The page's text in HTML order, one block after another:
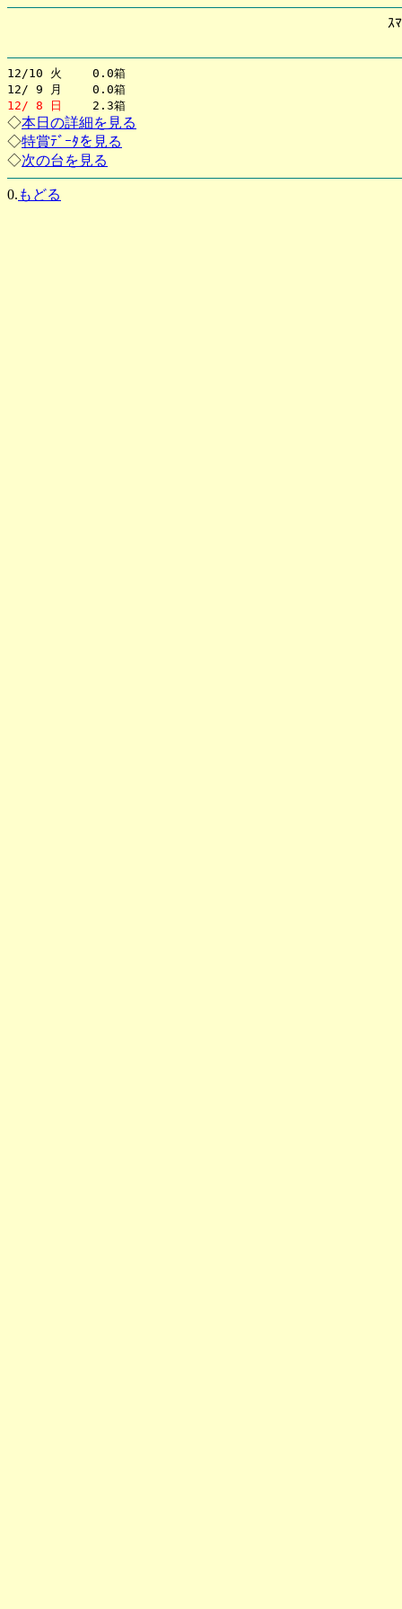
ｽ
12/10 火 0.0箱
12/ 9 月 0.0箱
12/ 8 日
2.3箱
◇本日の詳細を見る
◇特賞ﾃﾞｰﾀを見る
◇次の台を見る
0. もどる